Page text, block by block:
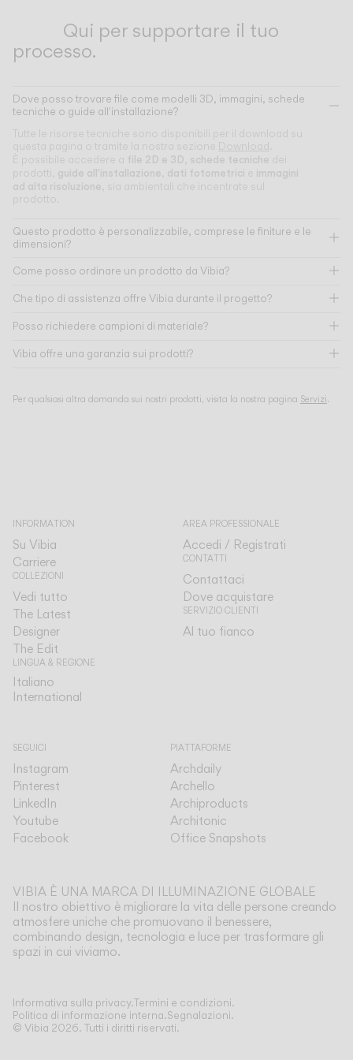
Applicazione Seleziona la tua Wireflow free
Qui per supportare il tuo
processo.
Dove posso trovare file come modelli 3D, immagini, schede
tecniche o guide all'installazione?
Tutte le risorse tecniche sono disponibili per il download su
questa pagina o tramite la nostra sezione Download
È possibile accedere a file 2D e 3D schede tecniche dei
prodotti, guide all'installazione dati fotometrici e immagini
ad alta risoluzione , sia ambientali che incentrate sul
prodotto.
Questo prodotto è personalizzabile, comprese le finiture e le
dimensioni?
Come posso ordinare un prodotto da Vibia?
Che tipo di assistenza offre Vibia durante il progetto?
Posso richiedere campioni di materiale?
Vibia offre una garanzia sui prodotti?
Per qualsiasi altra domanda sui nostri prodotti, visita la nostra pagina Servizi.
INFORMATION
Su Vibia
Carriere
COLLEZIONI
Vedi tutto
The Latest
Designer
The Edit
LINGUA & REGIONE
Italiano
International
AREA PROFESSIONALE
Accedi / Registrati
CONTATTI
Contattaci
Dove acquistare
SERVIZIO CLIENTI
Al tuo fianco
SEGUICI
Instagram
Pinterest
LinkedIn
Youtube
Facebook
PIATTAFORME
Archdaily
Archello
Archiproducts
Architonic
Office Snapshots
VIBIA È UNA MARCA DI ILLUMINAZIONE GLOBALE
Il nostro obiettivo è migliorare la vita delle persone creando
atmosfere uniche che promuovano il benessere,
combinando design, tecnologia e luce per trasformare gli
spazi in cui viviamo.
Informativa sulla privacy.Termini e condizioni.
Politica di informazione interna.Segnalazioni.
© Vibia 2026. Tutti i diritti riservati.